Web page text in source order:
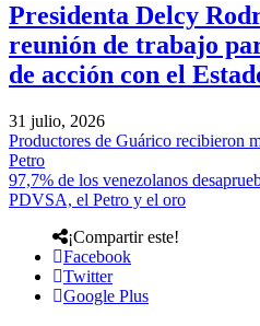
Presidenta Delcy
reunión de trabajo
de acción con el
31 julio, 2026
Productores de Guárico recibieron
Petro
97,7% de los venezolanos
PDVSA, el Petro y el oro
¡Compartir este!
Facebook
Twitter
Google Plus